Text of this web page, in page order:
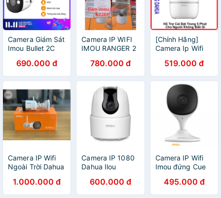
Camera Giám Sát
Imou Bullet 2C
Chính Hãng
690.000 đ
Camera IP WIFI
IMOU RANGER 2
32gb sịn
780.000 đ
[Chính Hãng]
Camera Ip Wifi
- A22EP-V3
2.0MP 1080P -
Mới Tốt Hơn
A22EP Cũ và
TA22CP - Xoay
360 Độ.
519.000 đ
Camera IP Wifi
Ngoài Trời Dahua
2.0mpx - Chính
Hãng
1.000.000 đ
Camera IP 1080
Dahua Ilou
TA22CP Xoay
360, góc rộng
600.000 đ
Camera IP Wifi
Imou đứng Cue
- Trắng
495.000 đ